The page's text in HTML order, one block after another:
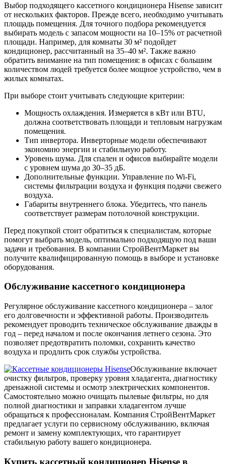
Выбор подходящего кассетного кондиционера Hisense зависит
от нескольких факторов. Прежде всего, необходимо учитывать
площадь помещения. Для точного подбора рекомендуется
выбирать модель с запасом мощности на 10–15% от расчетной
площади. Например, для комнаты 30 м² подойдет
кондиционер, рассчитанный на 35–40 м². Также важно
обратить внимание на тип помещения: в офисах с большим
количеством людей требуется более мощное устройство, чем в
жилых комнатах.
При выборе стоит учитывать следующие критерии:
Мощность охлаждения. Измеряется в кВт или BTU,
должна соответствовать площади и тепловым нагрузкам
помещения.
Тип инвертора. Инверторные модели обеспечивают
экономию энергии и стабильную работу.
Уровень шума. Для спален и офисов выбирайте модели
с уровнем шума до 30–35 дБ.
Дополнительные функции. Управление по Wi-Fi,
системы фильтрации воздуха и функция подачи свежего
воздуха.
Габариты внутреннего блока. Убедитесь, что панель
соответствует размерам потолочной конструкции.
Перед покупкой стоит обратиться к специалистам, которые
помогут выбрать модель, оптимально подходящую под ваши
задачи и требования. В компании СтройВентМаркет вы
получите квалифицированную помощь в выборе и установке
оборудования.
Обслуживание кассетного кондиционера
Регулярное обслуживание кассетного кондиционера – залог
его долговечности и эффективной работы. Производитель
рекомендует проводить техническое обслуживание дважды в
год – перед началом и после окончания летнего сезона. Это
позволяет предотвратить поломки, сохранить качество
воздуха и продлить срок службы устройства.
Обслуживание включает
очистку фильтров, проверку уровня хладагента, диагностику
дренажной системы и осмотр электрических компонентов.
Самостоятельно можно очищать пылевые фильтры, но для
полной диагностики и заправки хладагентом лучше
обращаться к профессионалам. Компания СтройВентМаркет
предлагает услуги по сервисному обслуживанию, включая
ремонт и замену комплектующих, что гарантирует
стабильную работу вашего кондиционера.
Купить кассетный кондиционер Hisense в